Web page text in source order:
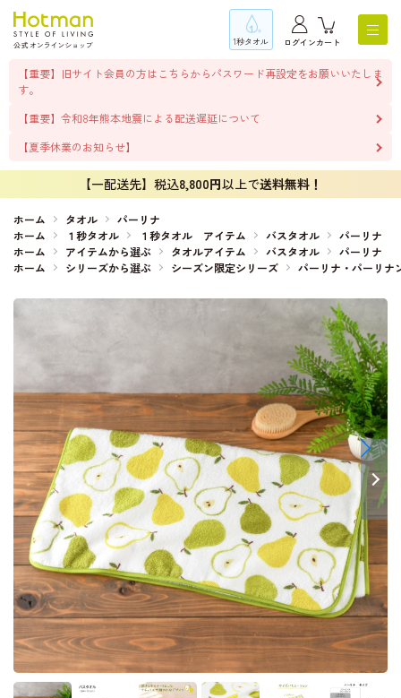
1秒タオル ログインカート
【重要】旧サイト会員の方はこちらからパスワード再設定をお願いいたしま
す。
【重要】令和8年熊本地震による配送遅延について
【夏季休業のお知らせ】
【一配送先】税込8,800円以上で送料無料！
ホーム タオル
パーリナ
ホーム
１秒タオル １秒タオル アイテム バスタオル
パーリナ
ホーム
アイテムから選ぶ タオルアイテム バスタオル
パーリナ
ホーム
シリーズから選ぶ シーズン限定シリーズ パーリナ・パーリナ